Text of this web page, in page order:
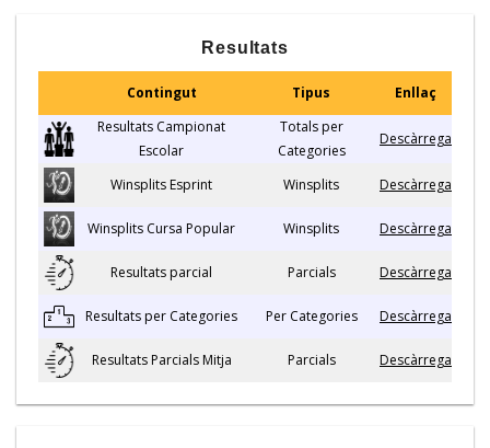
Resultats
Contingut Tipus
Enllaç
Resultats Campionat
Escolar
Totals per
Categories
Descàrrega
Winsplits Esprint Winsplits Descàrrega
Winsplits Cursa Popular Winsplits Descàrrega
Resultats parcial Parcials Descàrrega
Resultats per Categories Per Categories Descàrrega
Resultats Parcials Mitja Parcials Descàrrega